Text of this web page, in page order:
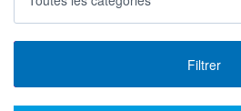
Filtrer